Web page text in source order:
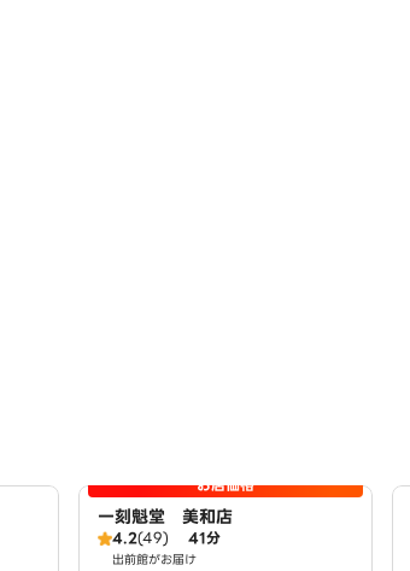
お店価格
一刻魁堂 美和店
4.2(49) 41分
出前館がお届け